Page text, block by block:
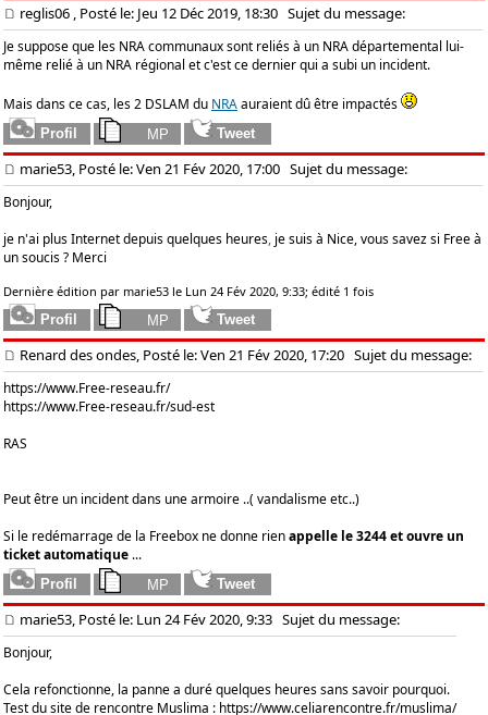
reglis06 , Posté le: Jeu 12 Déc 2019, 18:30 Sujet du message:
Je suppose que les NRA communaux sont reliés à un NRA départemental lui-
même relié à un NRA régional et c'est ce dernier qui a subi un incident.
Mais dans ce cas, les 2 DSLAM du NRAauraient dû être impactés
marie53, Posté le: Ven 21 Fév 2020, 17:00 Sujet du message:
Bonjour,
je n'ai plus Internet depuis quelques heures, je suis à Nice, vous savez si Free à
un soucis ? Merci
Dernière édition par marie53 le Lun 24 Fév 2020, 9:33; édité 1 fois
Renard des ondes, Posté le: Ven 21 Fév 2020, 17:20 Sujet du message:
https://www.Free-reseau.fr/
https://www.Free-reseau.fr/sud-est
RAS
Peut être un incident dans une armoire ..( vandalisme etc..)
Si le redémarrage de la Freebox ne donne rienappelle le 3244 et ouvre un
ticket automatique ...
marie53, Posté le: Lun 24 Fév 2020, 9:33 Sujet du message:
Bonjour,
Cela refonctionne, la panne a duré quelques heures sans savoir pourquoi.
Test du site de rencontre Muslima : https://www.celiarencontre.fr/muslima/